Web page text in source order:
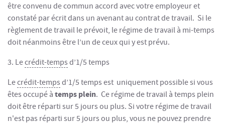
être convenu de commun accord avec votre employeur et
constaté par écrit dans un avenant au contrat de travail. Si le
règlement de travail le prévoit, le régime de travail à mi-temps
doit néanmoins être l’un de ceux qui y est prévu.
3. Lecrédit-temps d’1/5 temps
Lecrédit-temps d’1/5 temps est uniquement possible si vous
êtes occupé à temps plein. Ce régime de travail à temps plein
doit être réparti sur 5 jours ou plus. Si votre régime de travail
n'est pas réparti sur 5 jours ou plus, vous ne pouvez prendre